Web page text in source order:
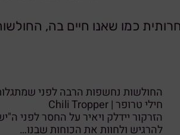
כמו שאנו חיים בה,
החולשות נחשפות הרבה לפני
חילי טרופר | Chili Tropper
הזרקור יידלק ויאיר על החסר לפני
להרגיש ולחוות את הכוחות שבנו…